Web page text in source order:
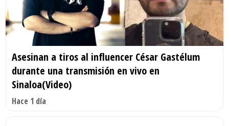
Asesinan a tiros al influencer César Gastélum
durante una transmisión en vivo en
Sinaloa(Video)
Hace 1 día